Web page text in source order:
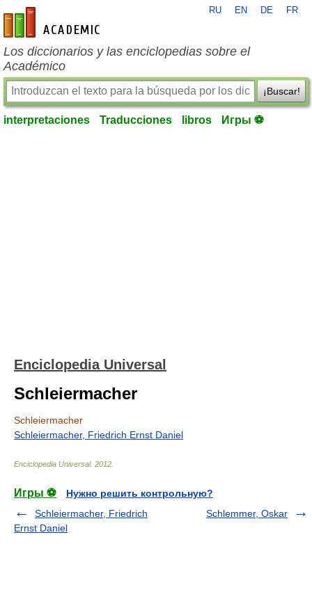
es-academic.com
RU EN DE FR
Los diccionarios y las enciclopedias sobre el
Académico
¡Buscar!
interpretaciones Traducciones libros Игры ⚽
Enciclopedia Universal
Schleiermacher
Schleiermacher
Schleiermacher, Friedrich Ernst Daniel
Enciclopedia Universal. 2012
Игры ⚽
Нужно решить контрольную?
Schleiermacher, Friedrich
Ernst Daniel
Schlemmer, Oskar